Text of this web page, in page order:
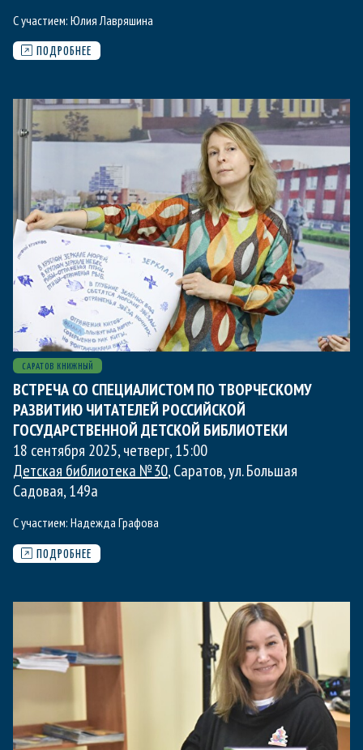
С участием: Юлия Лавряшина
ПОДРОБНЕЕ
САРАТОВ КНИЖНЫЙ
ВСТРЕЧА СО СПЕЦИАЛИСТОМ ПО ТВОРЧЕСКОМУ
РАЗВИТИЮ ЧИТАТЕЛЕЙ РОССИЙСКОЙ
ГОСУДАРСТВЕННОЙ ДЕТСКОЙ БИБЛИОТЕКИ
18 сентября 2025, четверг,15:00
Детская библиотека №30, Саратов, ул. Большая
Садовая, 149а
С участием: Надежда Графова
ПОДРОБНЕЕ